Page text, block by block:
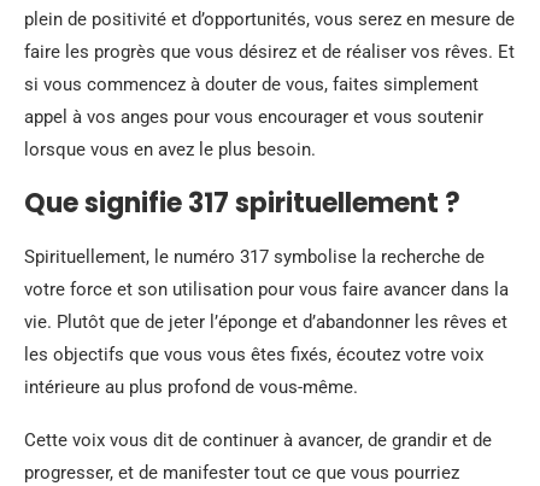
plein de positivité et d’opportunités, vous serez en mesure de
faire les progrès que vous désirez et de réaliser vos rêves. Et
si vous commencez à douter de vous, faites simplement
appel à vos anges pour vous encourager et vous soutenir
lorsque vous en avez le plus besoin.
Que signifie 317 spirituellement ?
Spirituellement, le numéro 317 symbolise la recherche de
votre force et son utilisation pour vous faire avancer dans la
vie. Plutôt que de jeter l’éponge et d’abandonner les rêves et
les objectifs que vous vous êtes fixés, écoutez votre voix
intérieure au plus profond de vous-même.
Cette voix vous dit de continuer à avancer, de grandir et de
progresser, et de manifester tout ce que vous pourriez